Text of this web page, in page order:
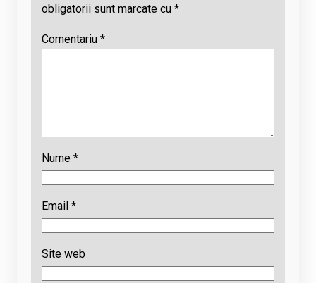
obligatorii sunt marcate cu *
Comentariu *
Nume *
Email *
Site web